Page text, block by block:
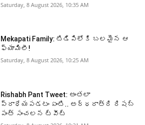
Saturday, 8 August 2026, 10:35 AM
Mekapati Family: టిడిపిలోకి బలమైన ఆ
ఫ్యామిలీ!
Saturday, 8 August 2026, 10:25 AM
Rishabh Pant Tweet: అంతలా
ప్రాధేయపడటం ఏంటి.. అర్ధరాత్రి రిషబ్
పంత్ సంచలన ట్వీట్